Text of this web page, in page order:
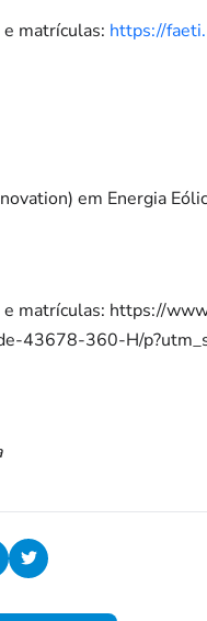
matrículas: https://
em Energia
matrículas: https://
43678-360-H/